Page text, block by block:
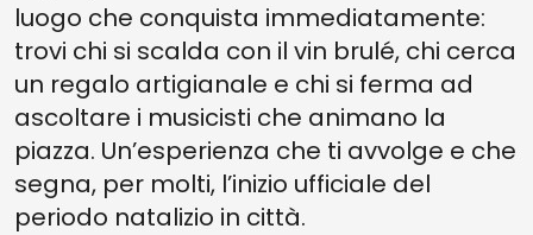
luogo che conquista immediatamente:
trovi chi si scalda con il vin brulé, chi cerca
un regalo artigianale e chi si ferma ad
ascoltare i musicisti che animano la
piazza. Un’esperienza che ti avvolge e che
segna, per molti, l’inizio ufficiale del
periodo natalizio in città.